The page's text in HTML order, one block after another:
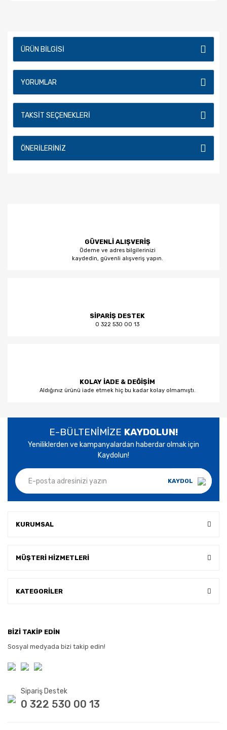
ÜRÜN BILGISI
YORUMLAR
TAKSIT SEÇENEKLERI
ÖNERILERINIZ
GÜVENLİ ALIŞVERİŞ
Ödeme ve adres bilgilerinizi
kaydedin, güvenli alışveriş yapın.
SİPARİŞ DESTEK
0 322 530 00 13
KOLAY İADE & DEĞİŞİM
Aldığınız ürünü iade etmek hiç bu kadar kolay olmamıştı.
E-BÜLTENİMİZE KAYDOLUN!
Yeniliklerden ve kampanyalardan haberdar olmak için
Kaydolun!
KAYDOL
KURUMSAL
MÜŞTERİ HİZMETLERİ
KATEGORİLER
BİZİ TAKİP EDİN
Sosyal medyada bizi takip edin!
Sipariş Destek
0 322 530 00 13